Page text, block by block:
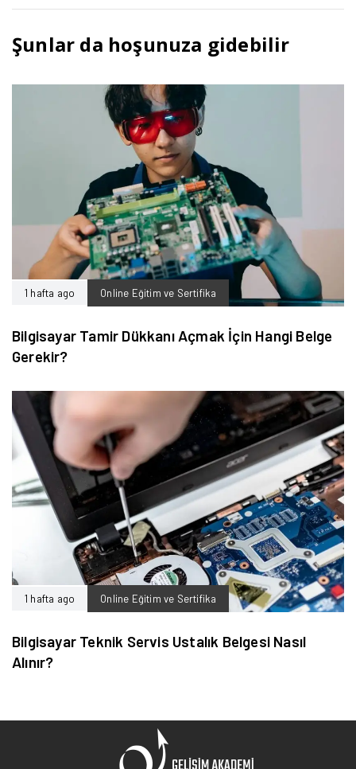
Şunlar da hoşunuza gidebilir
1 hafta ago Online Eğitim ve Sertifika
Bilgisayar Tamir Dükkanı Açmak İçin Hangi Belge
Gerekir?
1 hafta ago Online Eğitim ve Sertifika
Bilgisayar Teknik Servis Ustalık Belgesi Nasıl
Alınır?